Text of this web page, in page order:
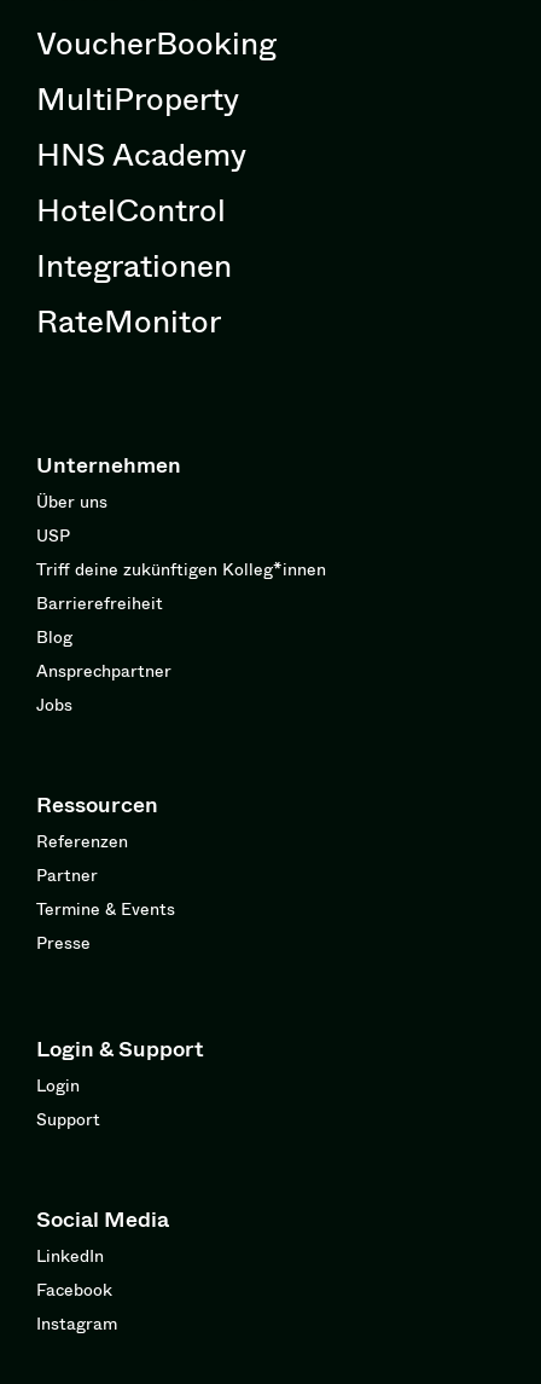
VoucherBooking
MultiProperty
HNS Academy
HotelControl
Integrationen
RateMonitor
Unternehmen
Über uns
USP
Triff deine zukünftigen Kolleg*innen
Barrierefreiheit
Blog
Ansprechpartner
Jobs
Ressourcen
Referenzen
Partner
Termine & Events
Presse
Login & Support
Login
Support
Social Media
LinkedIn
Facebook
Instagram